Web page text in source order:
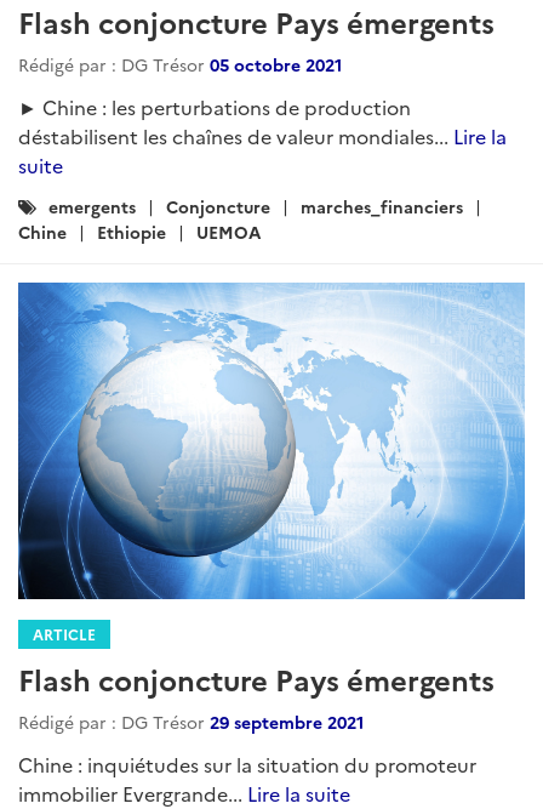
Flash conjoncture Pays émergents
Rédigé par : DG Trésor 05 octobre 2021
► Chine : les perturbations de production
déstabilisent les chaînes de valeur mondiales... Lire la
suite
Catégories
:
emergents Conjoncture
marches_financiers
Chine
Ethiopie UEMOA
ARTICLE
Flash conjoncture Pays émergents
Rédigé par : DG Trésor 29 septembre 2021
Chine : inquiétudes sur la situation du promoteur
immobilier Evergrande... Lire la suite